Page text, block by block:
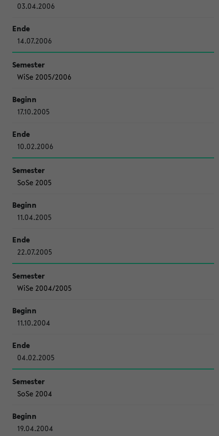
03.04.2006
14.07.2006
WiSe 2005/2006
17.10.2005
10.02.2006
SoSe 2005
11.04.2005
22.07.2005
WiSe 2004/2005
11.10.2004
04.02.2005
SoSe 2004
19.04.2004